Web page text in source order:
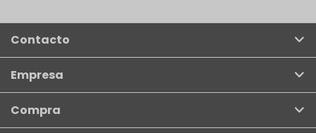
Contacto
Empresa
Compra